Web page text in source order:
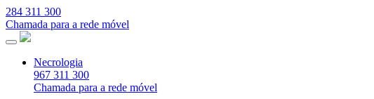
284 311 300
Chamada para a rede móvel
Necrologia
967 311 300
Chamada para a rede móvel